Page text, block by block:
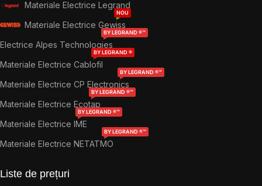
Materiale Electrice Legrand
Materiale Electrice Gewiss
NOU
Electrice Alpes Technologies
BY LEGRAND ®™
Materiale Electrice Cablofil
BY LEGRAND ®
Materiale Electrice CP Electronics
BY LEGRAND ®™
Materiale Electrice Ecotap
BY LEGRAND ®™
Materiale Electrice IME
BY LEGRAND ®™
Materiale Electrice NETATMO
BY LEGRAND ®™
Liste de prețuri